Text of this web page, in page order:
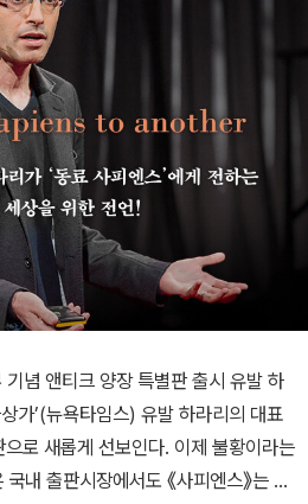
념 앤티크 양장 특별판 출시 유발 하
으로 새롭게 선보인다. 이제 불황이라는
내 출판시장에서도 《사피엔스》는 인